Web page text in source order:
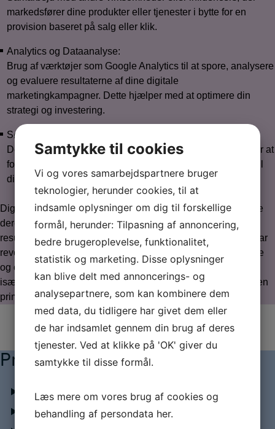
markedsfører dine produkter eller tjenester i bytte for en
provision baseret på salg eller klik.
Analytics og Dataanalyse:
Brug af værktøjer som Google Analytics til at spore, analysere
og evaluere resultaterne af dine digitale
marketingkampagner. Dette hjælper med at optimere din
strategi og investering.
Søgemaskine Marketing (SEM):
Dette omfatter både PPC-annoncering og organisk SEO for at
forbedre synligheden i søgemaskiner og drive mere trafik til
din hjemmeside.
Digital marketing giver virksomheder mulighed for at målrette
deres marketingindsats mod specifikke målgrupper, måle
resultater nøjagtigt og tilpasse deres strategi løbende. Det har
revolutioneret markedsføringen ved at tilbyde mere nøjagtige
og omkostningseffektive måder at nå potentielle kunder på,
især i en tid, hvor mange mennesker bruger internettet som en
primær informationskilde og indkøbskanal.
Praktisk information
Studieordning
Fleksibel diplomuddannelse
Samtykke til cookies
Vi og vores samarbejdspartnere bruger
teknologier, herunder cookies, til at
indsamle oplysninger om dig til forskellige
formål, herunder: Tilpasning af annoncering,
bedre brugeroplevelse, funktionalitet,
statistik og marketing. Disse oplysninger
kan blive delt med annoncerings- og
analysepartnere, som kan kombinere dem
med data, du tidligere har givet dem eller
de har indsamlet gennem din brug af deres
tjenester. Ved at klikke på 'OK' giver du
samtykke til disse formål.
Læs mere om vores brug af cookies og
behandling af persondata her.